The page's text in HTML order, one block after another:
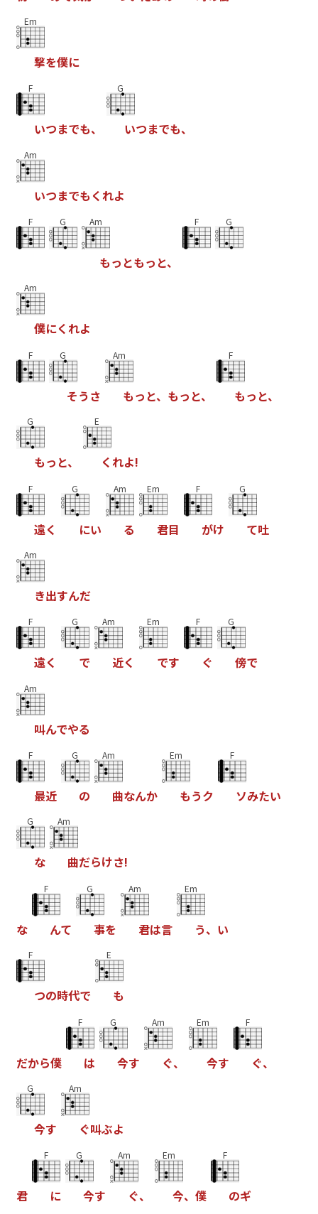
Em
撃を僕に
F
いつまでも、
G
いつまでも、
Am
いつまでもく れよ
F G Am
もっ ともっ と、
F G
Am
僕にく れよ
F G
そう さ
Am
もっ と、 もっ と、
F
もっ と、
G
もっ と、
E
く れよ!
F
遠く
G
にい
Am
る
Em
君目
F
がけ
G
て吐
Am
き出すんだ
F
遠く
G
で
Am
近く
Em
です
F
ぐ
G
傍で
Am
叫んでやる
F
最近
G
の
Am
曲なんか
Em
もうク
F
ソみたい
G
な
Am
曲だらけさ!
な
F
んて
G
事を
Am
君は言
Em
う、 い
F
つの時代で
E
も
だから僕
F
は
G
今す
Am
ぐ、
Em
今す
F
ぐ、
G
今す
Am
ぐ叫ぶよ
君
F
に
G
今す
Am
ぐ、
Em
今、 僕
F
のギ